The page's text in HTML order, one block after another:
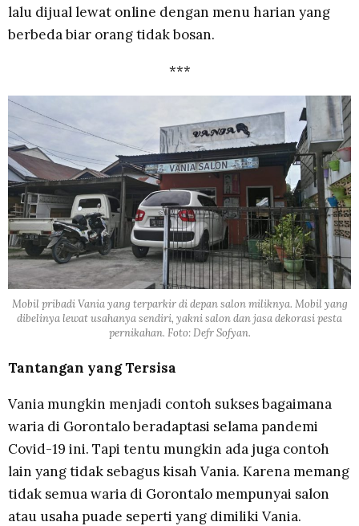
lalu dijual lewat online dengan menu harian yang
berbeda biar orang tidak bosan.
***
Mobil pribadi Vania yang terparkir di depan salon miliknya. Mobil yang
dibelinya lewat usahanya sendiri, yakni salon dan jasa dekorasi pesta
pernikahan. Foto: Defr Sofyan.
Tantangan yang Tersisa
Vania mungkin menjadi contoh sukses bagaimana
waria di Gorontalo beradaptasi selama pandemi
Covid-19 ini. Tapi tentu mungkin ada juga contoh
lain yang tidak sebagus kisah Vania. Karena memang
tidak semua waria di Gorontalo mempunyai salon
atau usaha puade seperti yang dimiliki Vania.